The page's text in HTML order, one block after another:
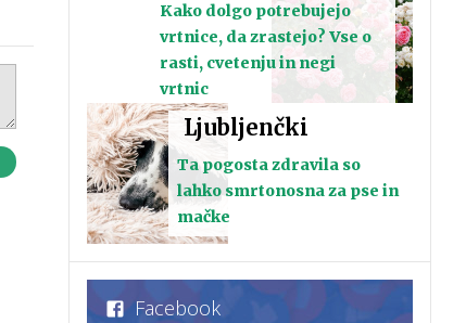
Kako dolgo potrebujejo
vrtnice, da zrastejo? Vse o
rasti, cvetenju in negi
vrtnic
Ljubljenčki
Ta pogosta zdravila so
lahko smrtonosna za pse in
mačke
Facebook